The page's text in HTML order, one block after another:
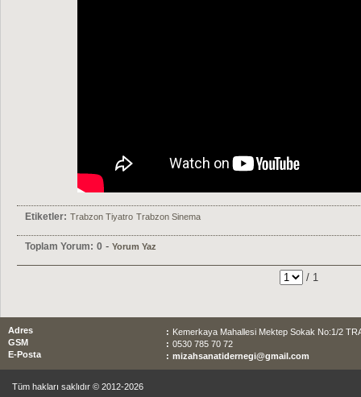
Etiketler: Trabzon Tiyatro Trabzon Sinema
Toplam Yorum: 0 - Yorum Yaz
/ 1
Adres : Kemerkaya Mahallesi Mektep Sokak No:1/2
GSM
: 0530 785 70 72
E-Posta
: mizahsanatidernegi@gmail.com
Tüm hakları saklıdır © 2012-2026